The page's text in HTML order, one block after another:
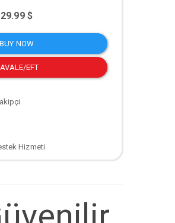
29.99 $
BUY NOW
EFT
Hizmeti